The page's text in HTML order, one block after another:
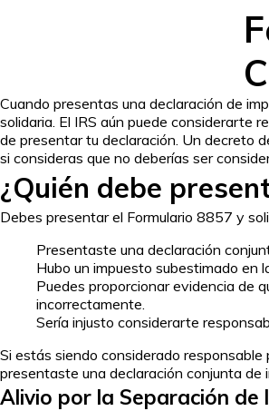
Cuando presentas una declaración de
solidaria. El IRS aún puede considerarte
de presentar tu declaración. Un decreto
si consideras que no deberías ser
¿Quién debe
Debes presentar el Formulario 8857 y
Presentaste una declaración
Hubo un impuesto subestimado en
Puedes proporcionar evidencia de
incorrectamente.
Sería injusto considerarte
Si estás siendo considerado
presentaste una declaración conjunta de
Alivio por la Separación de